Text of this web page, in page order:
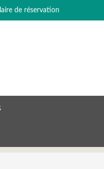
de réservation